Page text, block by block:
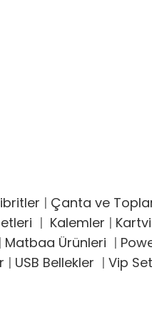
| Çanta ve
| Kalemler |
| Matbaa Ürünleri |
| USB Bellekler | Vip